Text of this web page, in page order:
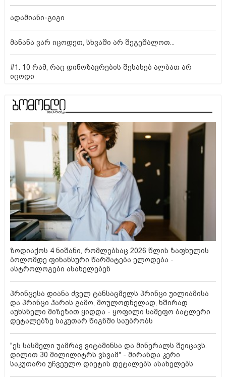
ადამიანი-გიგი
მანანა ვარ იცოდეთ, სხვაში არ შეგეშალოთ...
#1. 10 რამ, რაც დინოზავრების შესახებ ალბათ არ
იცოდი
ზოდიაქოს 4 ნიშანი, რომლებსაც 2026 წლის ზაფხულის
ბოლომდე ფინანსური წარმატება ელოდება -
ასტროლოგები ასახელებენ
პრინცესა დიანა ძველ ტანსაცმელს პრინცი უილიამისა
და პრინცი ჰარის გამო, მოულოდნელად, ხშირად
აუხსნელი მიზეზით ყიდდა - ყოფილი სამეფო ბატლერი
დეტალებზე საკუთარ წიგნში საუბრობს
"ეს სასმელი უამრავ ვიტამინსა და მინერალს შეიცავს.
დილით 30 მილილიტრს ვსვამ" - მირანდა კერი
საკუთარი უჩვეულო დიეტის დეტალებს ასახელებს